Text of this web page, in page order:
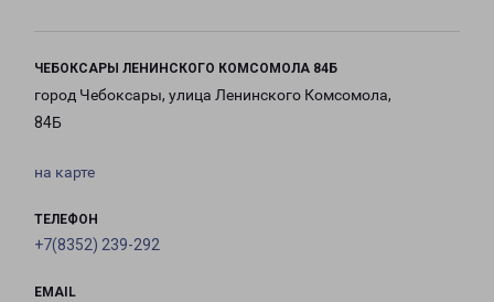
ЧЕБОКСАРЫ ЛЕНИНСКОГО КОМСОМОЛА 84Б
город Чебоксары, улица Ленинского Комсомола,
84Б
на карте
ТЕЛЕФОН
+7(8352) 239-292
EMAIL